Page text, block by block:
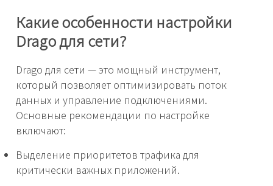
Какие особенности настройки
Drago для сети?
Drago для сети — это мощный инструмент,
который позволяет оптимизировать поток
данных и управление подключениями.
Основные рекомендации по настройке
включают:
Выделение приоритетов трафика для
критически важных приложений.